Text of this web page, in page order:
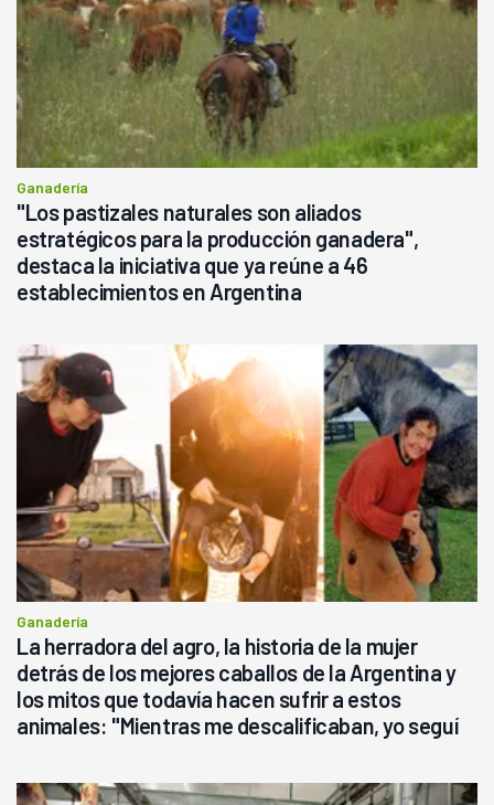
Ganadería
"Los pastizales naturales son aliados
estratégicos para la producción ganadera",
destaca la iniciativa que ya reúne a 46
establecimientos en Argentina
Ganadería
La herradora del agro, la historia de la mujer
detrás de los mejores caballos de la Argentina y
los mitos que todavía hacen sufrir a estos
animales: "Mientras me descalificaban, yo seguí